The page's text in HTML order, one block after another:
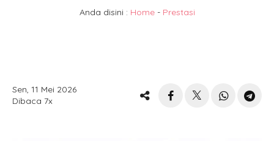
Anda disini : Home- Prestasi
Sen, 11 Mei 2026
Dibaca 7x